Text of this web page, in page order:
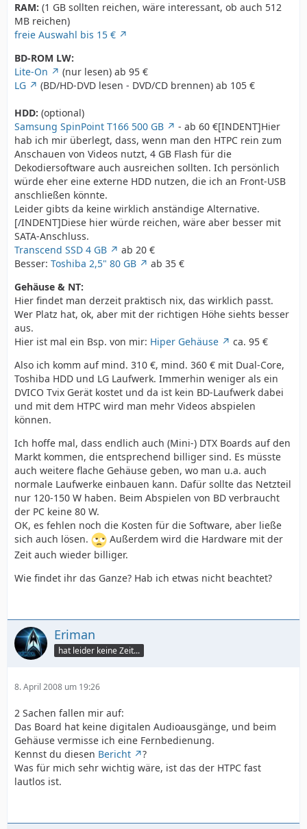
RAM: (1 GB sollten reichen, wäre interessant, ob auch 512
MB reichen)
freie Auswahl bis 15 €
BD-ROM LW:
Lite-On
(nur lesen) ab 95 €
LG
(BD/HD-DVD lesen - DVD/CD brennen) ab 105 €
HDD: (optional)
Samsung SpinPoint T166 500 GB
- ab 60 €[INDENT]Hier
hab ich mir überlegt, dass, wenn man den HTPC rein zum
Anschauen von Videos nutzt, 4 GB Flash für die
Dekodiersoftware auch ausreichen sollten. Ich persönlich
würde eher eine externe HDD nutzen, die ich an Front-USB
anschließen könnte.
Leider gibts da keine wirklich anständige Alternative.
[/INDENT]Diese hier würde reichen, wäre aber besser mit
SATA-Anschluss.
Transcend SSD 4 GB
ab 20 €
Besser: Toshiba 2,5" 80 GB
ab 35 €
Gehäuse & NT:
Hier findet man derzeit praktisch nix, das wirklich passt.
Wer Platz hat, ok, aber mit der richtigen Höhe siehts besser
aus.
Hier ist mal ein Bsp. von mir: Hiper Gehäuse
ca. 95 €
Also ich komm auf mind. 310 €, mind. 360 € mit Dual-Core,
Toshiba HDD und LG Laufwerk. Immerhin weniger als ein
DVICO Tvix Gerät kostet und da ist kein BD-Laufwerk dabei
und mit dem HTPC wird man mehr Videos abspielen
können.
Ich hoffe mal, dass endlich auch (Mini-) DTX Boards auf den
Markt kommen, die entsprechend billiger sind. Es müsste
auch weitere flache Gehäuse geben, wo man u.a. auch
normale Laufwerke einbauen kann. Dafür sollte das Netzteil
nur 120-150 W haben. Beim Abspielen von BD verbraucht
der PC keine 80 W.
OK, es fehlen noch die Kosten für die Software, aber ließe
sich auch lösen.
Außerdem wird die Hardware mit der
Zeit auch wieder billiger.
Wie findet ihr das Ganze? Hab ich etwas nicht beachtet?
Eriman
hat leider keine Zeit...
8. April 2008 um 19:26
2 Sachen fallen mir auf:
Das Board hat keine digitalen Audioausgänge, und beim
Gehäuse vermisse ich eine Fernbedienung.
Kennst du diesen Bericht
?
Was für mich sehr wichtig wäre, ist das der HTPC fast
lautlos ist.